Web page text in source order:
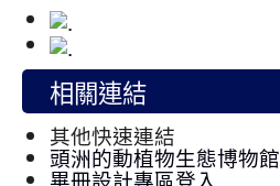
相關連結
其他快速連結
頭洲的動植物生態博物館
畢冊設計專區登入